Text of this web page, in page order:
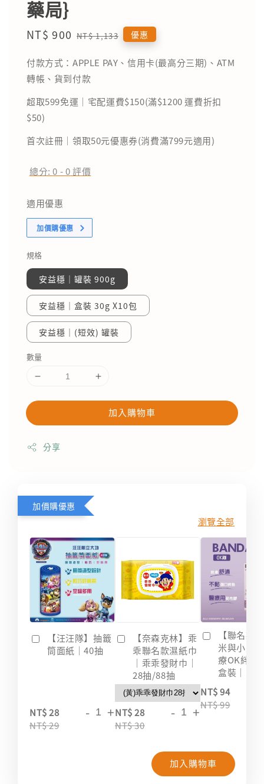
藥局}
Sale
NT$ 900 Regular
NT$ 1,133 優惠
付款方式：APPLE PAY、信用卡(最高分三期)、ATM
轉帳、貨到付款
超取599免運｜宅配運費$150(滿$1200 運費折扣
$50)
首次註冊｜領取50元優惠券(消費滿799元適用)
總分:0 -0評價
適用優惠
加價購優惠
規格
安益穩｜罐裝 900g
安益穩｜盒裝 30g X10包
安益穩｜(短效) 罐裝
數量
加入購物車
分享
加價購優惠
瀏覽全部
【汪汪隊】抽籤
筒面紙｜40抽
NT$ 28
NT$ 29
- +
【奈森克林】乖
乖聯名款濕紙巾
｜乖乖發財巾｜
28抽/88抽
NT$ 28
NT$ 30
- +
【聯名款
米與小惡
療OK絆｜
盒裝｜台
NT$ 94
NT$ 99
加入購物車